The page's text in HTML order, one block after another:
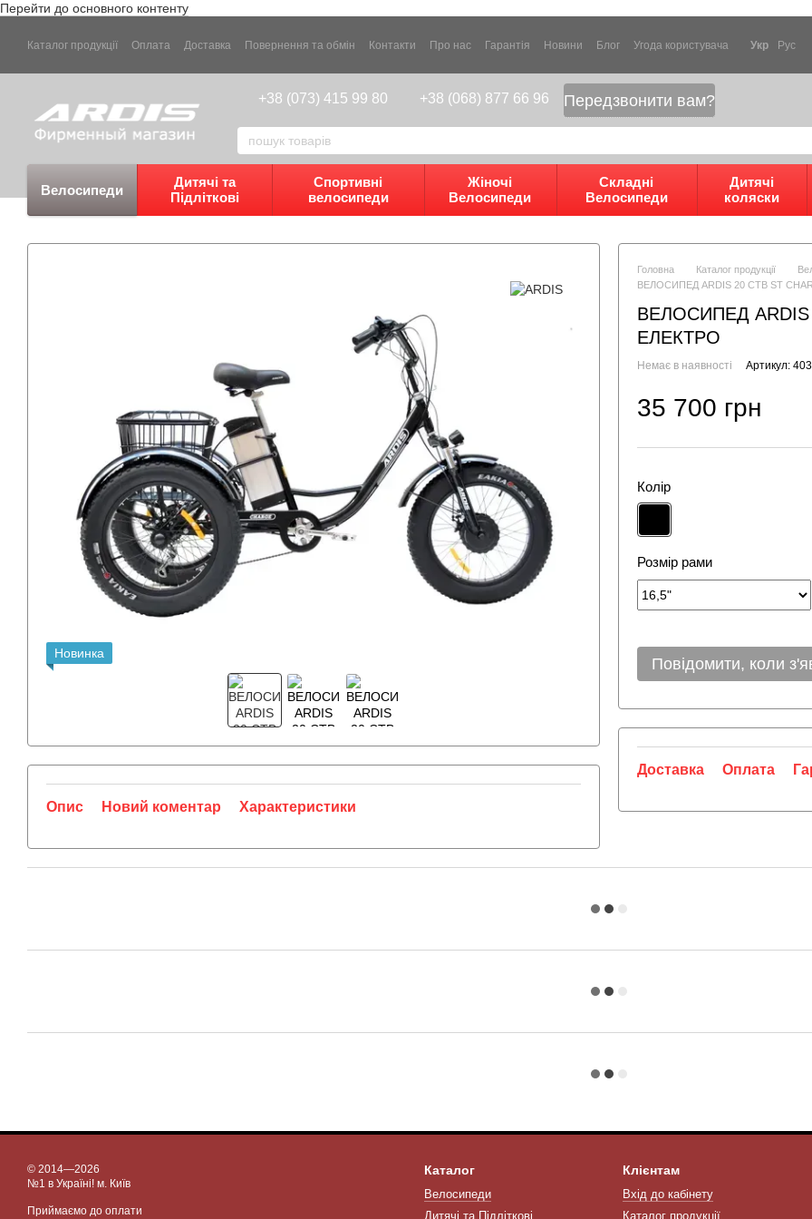
Перейти до основного контенту
Каталог продукції Оплата Доставка Повернення та обмін Контакти Про нас Гарантія Новини Блог Угода користувача Укр
Рус
+38 (073) 415 99 80 +38 (068) 877 66 96 Передзвонити вам?
Велосипеди
Дитячі та
Підліткові
Спортивні
велосипеди
Жіночі
Велосипеди
Складні
Велосипеди
Дитячі
коляски
Новинка
Опис Новий коментар Характеристики
Головна Каталог продукції
ВЕЛОСИПЕД ARDIS 20 CTB ST
ВЕЛОСИПЕД ARDIS
ЕЛЕКТРО
Немає в наявності Артикул:
35 700 грн
Колір
Розмір рами
Повідомити, коли
Доставка Оплата
© 2014—2026
№1 в Україні! м. Київ
Приймаємо до оплати
Каталог
Велосипеди
Дитячі та Підліткові
Клієнтам
Вхід до кабінету
Каталог продукції